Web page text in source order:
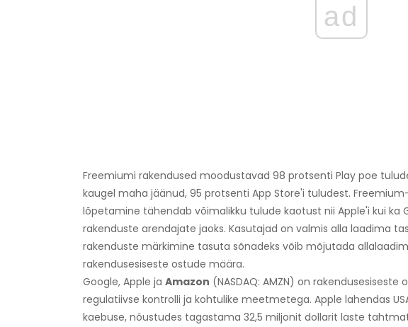
ad
Freemiumi rakendused moodustavad 98 protsenti Play poe
kaugel maha jäänud, 95 protsenti App Store'i tuludest.
lõpetamine tähendab võimalikku tulude kaotust nii Apple'i kui ka
rakenduste arendajate jaoks. Kasutajad on valmis alla laadima
rakenduste märkimine tasuta sõnadeks võib mõjutada
rakendusesiseste ostude määra.
Google, Apple ja Amazon (NASDAQ: AMZN) on
regulatiivse kontrolli ja kohtulike meetmetega. Apple lahendas
kaebuse, nõustudes tagastama 32,5 miljonit dollarit laste